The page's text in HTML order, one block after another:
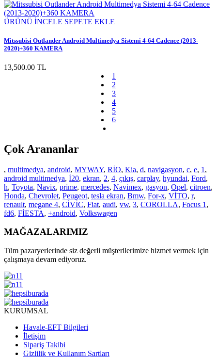
ÜRÜNÜ İNCELE SEPETE EKLE
Mitssubisi Outlander Android Multimedya Sistemi 4-64 Cadence (2013-
2020)+360 KAMERA
13,500.00 TL
1
2
3
4
5
6
Çok Arananlar
, multimedya, android, MYWAY, RİO, Kia, d, navigasyon, c, e, 1 ,
android multimedya, İ20, ekran, 2, 4, çıkış, carplay, hyundai, Ford,
h, Toyota, Navix, prime, mercedes, Navimex, gasyon, Opel, citroen,
Honda, Chevrolet, Peugeot, tesla ekran, Bmw, For-x, VİTO, r,
renault, megane 4, CİVİC, Fiat, audi, vw, 3, COROLLA, Focus 1 ,
fd6, FİESTA, +android, Volkswagen
MAĞAZALARIMIZ
Tüm pazaryerlerinde siz değerli müşterilerimize hizmet vermek için
çalışmaya devam ediyoruz.
KURUMSAL
Havale-EFT Bilgileri
İletişim
Sipariş Takibi
Gizlilik ve Kullanım Şartları